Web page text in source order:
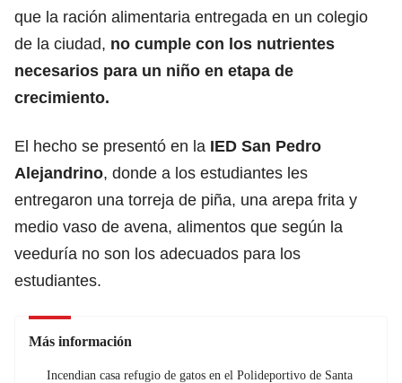
que la ración alimentaria entregada en un colegio
de la ciudad, no cumple con los nutrientes
necesarios para un niño en etapa de
crecimiento.
El hecho se presentó en la IED San Pedro
Alejandrino, donde a los estudiantes les
entregaron una torreja de piña, una arepa frita y
medio vaso de avena, alimentos que según la
veeduría no son los adecuados para los
estudiantes.
Más información
Incendian casa refugio de gatos en el Polideportivo de Santa